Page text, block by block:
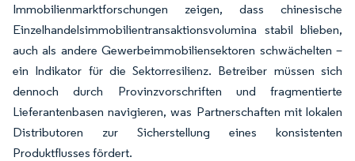
Immobilienmarktforschungen zeigen, dass chinesische
Einzelhandelsimmobilientransaktionsvolumina stabil blieben,
auch als andere Gewerbeimmobiliensektoren schwächelten –
ein Indikator für die Sektorresilienz. Betreiber müssen sich
dennoch durch Provinzvorschriften und fragmentierte
Lieferantenbasen navigieren, was Partnerschaften mit lokalen
Distributoren zur Sicherstellung eines konsistenten
Produktflusses fördert.